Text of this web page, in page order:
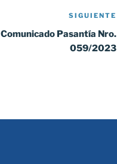
SIGUIENTE
Comunicado Pasantía Nro.
059/2023